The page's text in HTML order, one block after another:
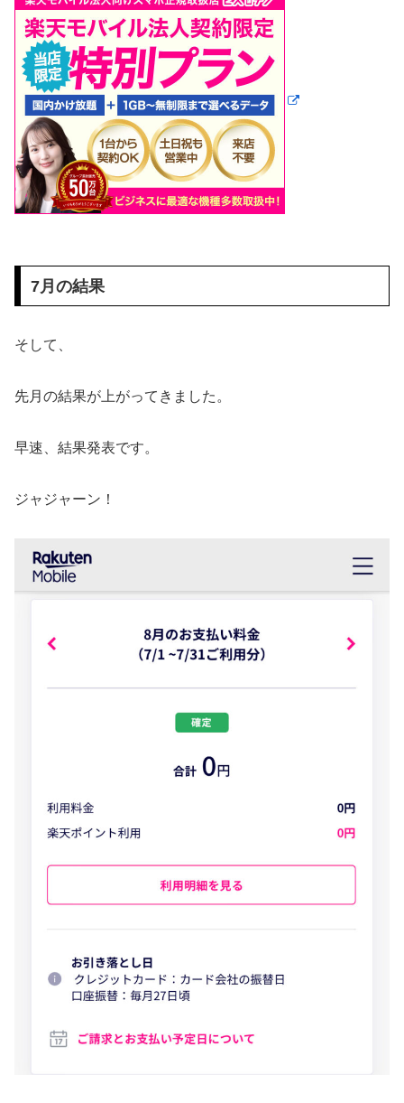
7月の結果
そして、
先月の結果が上がってきました。
早速、結果発表です。
ジャジャーン！